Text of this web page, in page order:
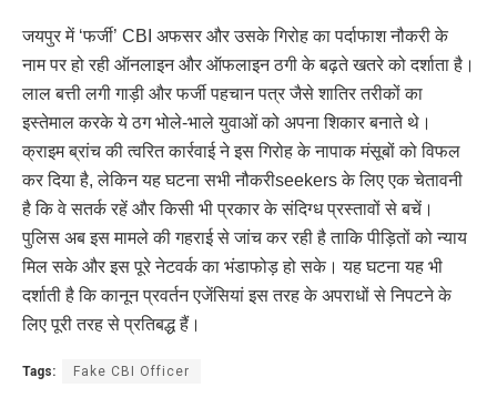
जयपुर में ‘फर्जी’ CBI अफसर और उसके गिरोह का पर्दाफाश नौकरी के
नाम पर हो रही ऑनलाइन और ऑफलाइन ठगी के बढ़ते खतरे को दर्शाता है।
लाल बत्ती लगी गाड़ी और फर्जी पहचान पत्र जैसे शातिर तरीकों का
इस्तेमाल करके ये ठग भोले-भाले युवाओं को अपना शिकार बनाते थे।
क्राइम ब्रांच की त्वरित कार्रवाई ने इस गिरोह के नापाक मंसूबों को विफल
कर दिया है, लेकिन यह घटना सभी नौकरीseekers के लिए एक चेतावनी
है कि वे सतर्क रहें और किसी भी प्रकार के संदिग्ध प्रस्तावों से बचें।
पुलिस अब इस मामले की गहराई से जांच कर रही है ताकि पीड़ितों को न्याय
मिल सके और इस पूरे नेटवर्क का भंडाफोड़ हो सके। यह घटना यह भी
दर्शाती है कि कानून प्रवर्तन एजेंसियां इस तरह के अपराधों से निपटने के
लिए पूरी तरह से प्रतिबद्ध हैं।
Tags: Fake CBI Officer